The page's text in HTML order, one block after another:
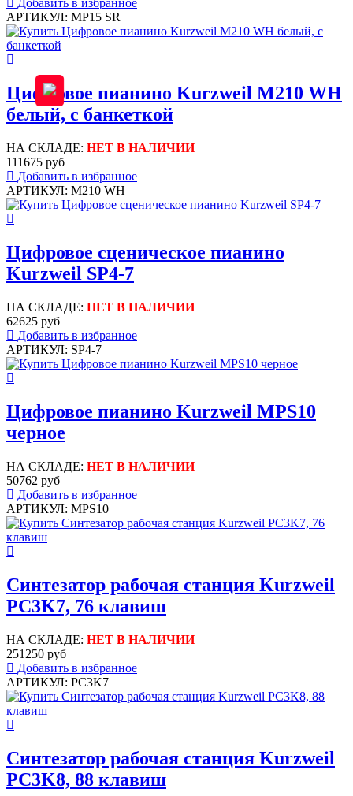
Добавить в избранное
АРТИКУЛ: MP15 SR
Цифровое пианино Kurzweil M210 WH
белый, с банкеткой
НА СКЛАДЕ: НЕТ В НАЛИЧИИ
111675 руб
Добавить в избранное
АРТИКУЛ: M210 WH
Цифровое сценическое пианино
Kurzweil SP4-7
НА СКЛАДЕ: НЕТ В НАЛИЧИИ
62625 руб
Добавить в избранное
АРТИКУЛ: SP4-7
Цифровое пианино Kurzweil MPS10
черное
НА СКЛАДЕ: НЕТ В НАЛИЧИИ
50762 руб
Добавить в избранное
АРТИКУЛ: MPS10
Синтезатор рабочая станция Kurzweil
PC3K7, 76 клавиш
НА СКЛАДЕ: НЕТ В НАЛИЧИИ
251250 руб
Добавить в избранное
АРТИКУЛ: PC3K7
Синтезатор рабочая станция Kurzweil
PC3K8, 88 клавиш